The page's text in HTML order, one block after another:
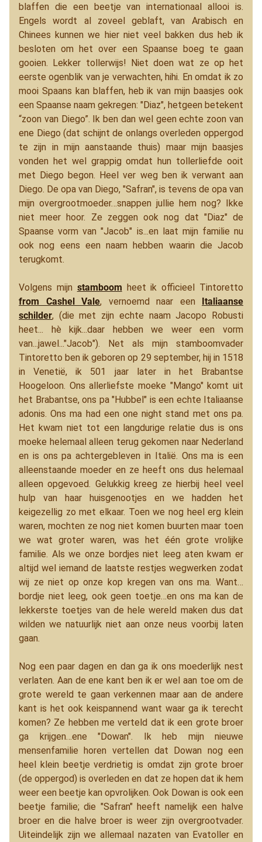
blaffen die een beetje van internationaal allooi is.
Engels wordt al zoveel geblaft, van Arabisch en
Chinees kunnen we hier niet veel bakken dus heb ik
besloten om het over een Spaanse boeg te gaan
gooien. Lekker tollerwijs! Niet doen wat ze op het
eerste ogenblik van je verwachten, hihi. En omdat ik zo
mooi Spaans kan blaffen, heb ik van mijn baasjes ook
een Spaanse naam gekregen: "Diaz", hetgeen betekent
“zoon van Diego”. Ik ben dan wel geen echte zoon van
ene Diego (dat schijnt de onlangs overleden oppergod
te zijn in mijn aanstaande thuis) maar mijn baasjes
vonden het wel grappig omdat hun tollerliefde ooit
met Diego begon. Heel ver weg ben ik verwant aan
Diego. De opa van Diego, "Safran", is tevens de opa van
mijn overgrootmoeder…snappen jullie hem nog? Ikke
niet meer hoor. Ze zeggen ook nog dat "Diaz" de
Spaanse vorm van "Jacob" is...en laat mijn familie nu
ook nog eens een naam hebben waarin die Jacob
terugkomt.
Volgens mijn stamboom heet ik officieel Tintoretto
from Cashel Vale, vernoemd naar een Italiaanse
schilder, (die met zijn echte naam Jacopo Robusti
heet... hè kijk...daar hebben we weer een vorm
van...jawel..."Jacob"). Net als mijn stamboomvader
Tintoretto ben ik geboren op 29 september, hij in 1518
in Venetië, ik 501 jaar later in het Brabantse
Hoogeloon. Ons allerliefste moeke "Mango" komt uit
het Brabantse, ons pa "Hubbel" is een echte Italiaanse
adonis. Ons ma had een one night stand met ons pa.
Het kwam niet tot een langdurige relatie dus is ons
moeke helemaal alleen terug gekomen naar Nederland
en is ons pa achtergebleven in Italië. Ons ma is een
alleenstaande moeder en ze heeft ons dus helemaal
alleen opgevoed. Gelukkig kreeg ze hierbij heel veel
hulp van haar huisgenootjes en we hadden het
keigezellig zo met elkaar. Toen we nog heel erg klein
waren, mochten ze nog niet komen buurten maar toen
we wat groter waren, was het één grote vrolijke
familie. Als we onze bordjes niet leeg aten kwam er
altijd wel iemand de laatste restjes wegwerken zodat
wij ze niet op onze kop kregen van ons ma. Want…
bordje niet leeg, ook geen toetje…en ons ma kan de
lekkerste toetjes van de hele wereld maken dus dat
wilden we natuurlijk niet aan onze neus voorbij laten
gaan.
Nog een paar dagen en dan ga ik ons moederlijk nest
verlaten. Aan de ene kant ben ik er wel aan toe om de
grote wereld te gaan verkennen maar aan de andere
kant is het ook keispannend want waar ga ik terecht
komen? Ze hebben me verteld dat ik een grote broer
ga krijgen…ene "Dowan". Ik heb mijn nieuwe
mensenfamilie horen vertellen dat Dowan nog een
heel klein beetje verdrietig is omdat zijn grote broer
(de oppergod) is overleden en dat ze hopen dat ik hem
weer een beetje kan opvrolijken. Ook Dowan is ook een
beetje familie; die "Safran" heeft namelijk een halve
broer en die halve broer is weer zijn overgrootvader.
Uiteindelijk zijn we allemaal nazaten van Evatoller en